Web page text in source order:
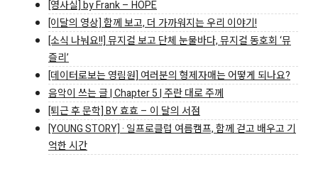
[영사실] by Frank – HOPE
[이달의 영상] 함께 보고, 더 가까워지는 우리 이야기!
[소식 나눠요!!] 뮤지컬 보고 단체 눈물바다, 뮤지컬 동호회 ‘뮤
즐리’
[데이터로보는 영림원] 여러분의 형제자매는 어떻게 되나요?
음악이 쓰는 글 | Chapter 5 | 주란 대로 주께
[퇴근 후 문학] BY 효효 – 이 달의 서점
[YOUNG STORY] · 일프로클럽 여름캠프, 함께 걷고 배우고 기
억한 시간